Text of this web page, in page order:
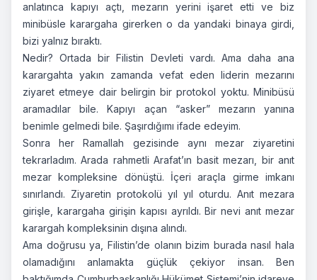
anlatınca kapıyı açtı, mezarın yerini işaret etti ve biz
minibüsle karargaha girerken o da yandaki binaya girdi,
bizi yalnız bıraktı.
Nedir? Ortada bir Filistin Devleti vardı. Ama daha ana
karargahta yakın zamanda vefat eden liderin mezarını
ziyaret etmeye dair belirgin bir protokol yoktu. Minibüsü
aramadılar bile. Kapıyı açan “asker” mezarın yanına
benimle gelmedi bile. Şaşırdığımı ifade edeyim.
Sonra her Ramallah gezisinde aynı mezar ziyaretini
tekrarladım. Arada rahmetli Arafat’ın basit mezarı, bir anıt
mezar kompleksine dönüştü. İçeri araçla girme imkanı
sınırlandı. Ziyaretin protokolü yıl yıl oturdu. Anıt mezara
girişle, karargaha girişin kapısı ayrıldı. Bir nevi anıt mezar
karargah kompleksinin dışına alındı.
Ama doğrusu ya, Filistin’de olanın bizim burada nasıl hala
olamadığını anlamakta güçlük çekiyor insan. Ben